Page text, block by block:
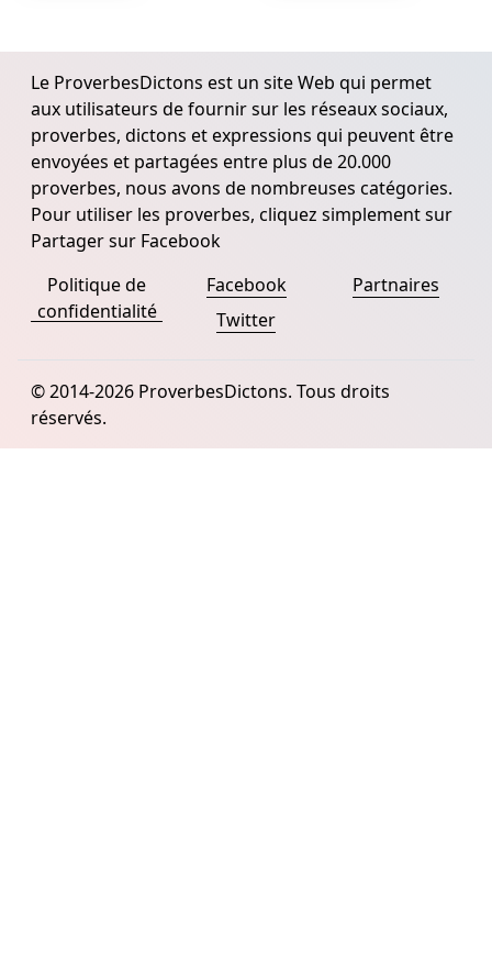
Le ProverbesDictons est un site Web qui permet
aux utilisateurs de fournir sur les réseaux sociaux,
proverbes, dictons et expressions qui peuvent être
envoyées et partagées entre plus de 20.000
proverbes, nous avons de nombreuses catégories.
Pour utiliser les proverbes, cliquez simplement sur
Partager sur Facebook
Politique de
confidentialité
Facebook
Twitter
Partnaires
© 2014-2026 ProverbesDictons. Tous droits
réservés.